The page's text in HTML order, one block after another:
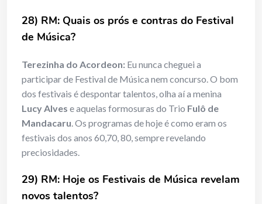
28) RM: Quais os prós e contras do Festival
de Música?
Terezinha do Acordeon: Eu nunca cheguei a
participar de Festival de Música nem concurso. O bom
dos festivais é despontar talentos, olha aí a menina
Lucy Alves e aquelas formosuras do Trio Fulô de
Mandacaru. Os programas de hoje é como eram os
festivais dos anos 60,70, 80, sempre revelando
preciosidades.
29) RM: Hoje os Festivais de Música revelam
novos talentos?